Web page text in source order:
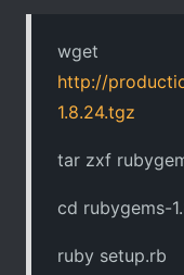
wget
http://
1.8.24.tgz
tar zxf
cd rubygems-
ruby setup.rb